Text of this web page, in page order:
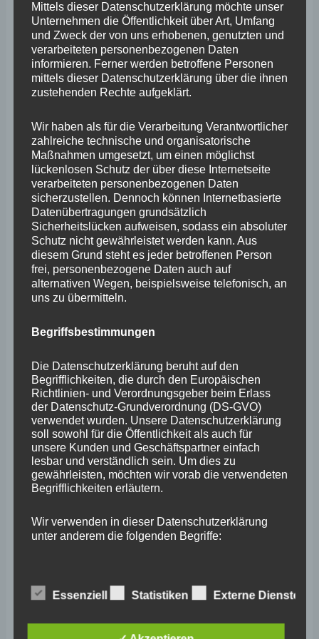
April 2026
März 2026
Februar 2026
Dezember 2025
November 2025
Oktober 2025
September 2025
August 2025
Juli 2025
Juni 2025
April 2025
März 2025
Februar 2025
Januar 2025
Dezember 2024
November 2024
Oktober 2024
September 2024
Juni 2024
Mai 2024
Mittels dieser Datenschutzerklärung möchte unser
Unternehmen die Öffentlichkeit über Art, Umfang
und Zweck der von uns erhobenen, genutzten und
verarbeiteten personenbezogenen Daten
informieren. Ferner werden betroffene Personen
mittels dieser Datenschutzerklärung über die ihnen
zustehenden Rechte aufgeklärt.
Wir haben als für die Verarbeitung Verantwortlicher
zahlreiche technische und organisatorische
Maßnahmen umgesetzt, um einen möglichst
lückenlosen Schutz der über diese Internetseite
verarbeiteten personenbezogenen Daten
sicherzustellen. Dennoch können Internetbasierte
Datenübertragungen grundsätzlich
Sicherheitslücken aufweisen, sodass ein absoluter
Schutz nicht gewährleistet werden kann. Aus
diesem Grund steht es jeder betroffenen Person
frei, personenbezogene Daten auch auf
alternativen Wegen, beispielsweise telefonisch, an
uns zu übermitteln.
Begriffsbestimmungen
Die Datenschutzerklärung beruht auf den
Begrifflichkeiten, die durch den Europäischen
Richtlinien- und Verordnungsgeber beim Erlass
der Datenschutz-Grundverordnung (DS-GVO)
verwendet wurden. Unsere Datenschutzerklärung
soll sowohl für die Öffentlichkeit als auch für
unsere Kunden und Geschäftspartner einfach
lesbar und verständlich sein. Um dies zu
gewährleisten, möchten wir vorab die verwendeten
Begrifflichkeiten erläutern.
Wir verwenden in dieser Datenschutzerklärung
unter anderem die folgenden Begriffe:
a) personenbezogene Daten
Essenziell Statistiken Externe Dienste